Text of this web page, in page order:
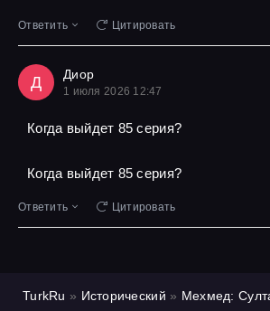
Ответить Цитировать
Д Диор
1 июля 2026 12:47
Когда выйдет 85 серия?
Когда выйдет 85 серия?
Ответить Цитировать
TurkRu » Исторический » Мехмед: